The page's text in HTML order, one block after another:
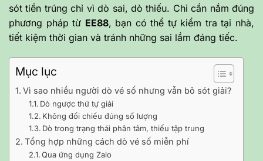
sót tiền trúng chỉ vì dò sai, dò thiếu. Chỉ cần nắm đúng
phương pháp từ EE88, bạn có thể tự kiểm tra tại nhà,
tiết kiệm thời gian và tránh những sai lầm đáng tiếc.
Mục lục
Vì sao nhiều người dò vé số nhưng vẫn bỏ sót giải?
Dò ngược thứ tự giải
Không đối chiếu đúng số lượng
Dò trong trạng thái phân tâm, thiếu tập trung
Tổng hợp những cách dò vé số miễn phí
Qua ứng dụng Zalo